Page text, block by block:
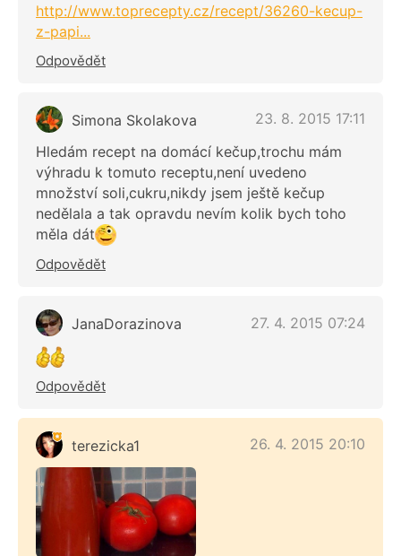
http://www.toprecepty.cz/recept/36260-kecup-
z-papi...
Odpovědět
Simona Skolakova
23. 8. 2015 17:11
Hledám recept na domácí kečup,trochu mám
výhradu k tomuto receptu,není uvedeno
množství soli,cukru,nikdy jsem ještě kečup
nedělala a tak opravdu nevím kolik bych toho
měla dát
Odpovědět
JanaDorazinova 27. 4. 2015 07:24
Odpovědět
terezicka1 26. 4. 2015 20:10